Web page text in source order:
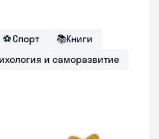
⚽ Спорт 📚Книги
и саморазвитие